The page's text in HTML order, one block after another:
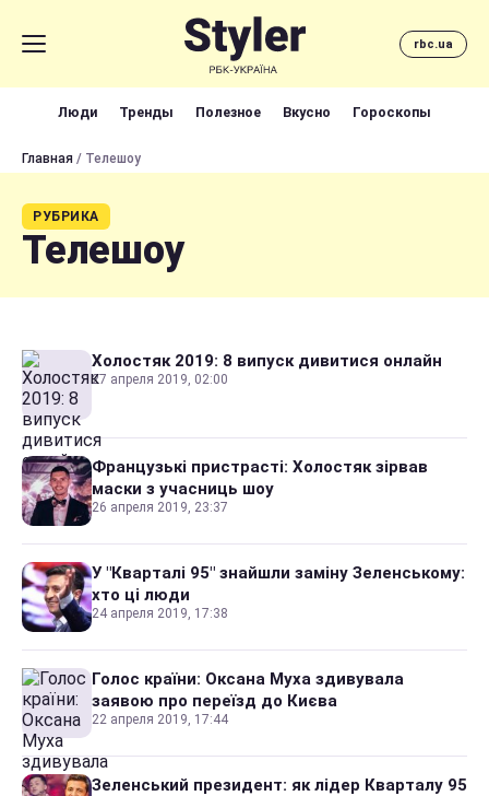
rbc.ua
Люди Тренды Полезное Вкусно Гороскопы
Главная / Телешоу
РУБРИКА
Телешоу
Холостяк 2019: 8 випуск дивитися онлайн
27 апреля 2019, 02:00
Французькі пристрасті: Холостяк зірвав
маски з учасниць шоу
26 апреля 2019, 23:37
У "Кварталі 95" знайшли заміну Зеленському:
хто ці люди
24 апреля 2019, 17:38
Голос країни: Оксана Муха здивувала
заявою про переїзд до Києва
22 апреля 2019, 17:44
Зеленський президент: як лідер Кварталу 95